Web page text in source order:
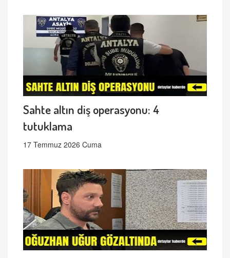
Sahte altın diş operasyonu: 4
tutuklama
17 Temmuz 2026 Cuma